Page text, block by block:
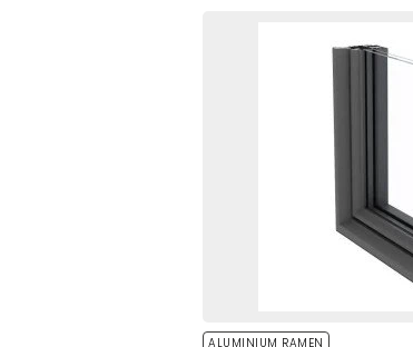
Statistische
door
ALUMINIUM RAMEN